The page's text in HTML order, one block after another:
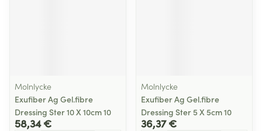
Molnlycke
Exufiber Ag Gel.fibre
Dressing Ster 10 X 10cm 10
58,34 €
Molnlycke
Exufiber Ag Gel.fibre
Dressing Ster 5 X 5cm 10
36,37 €